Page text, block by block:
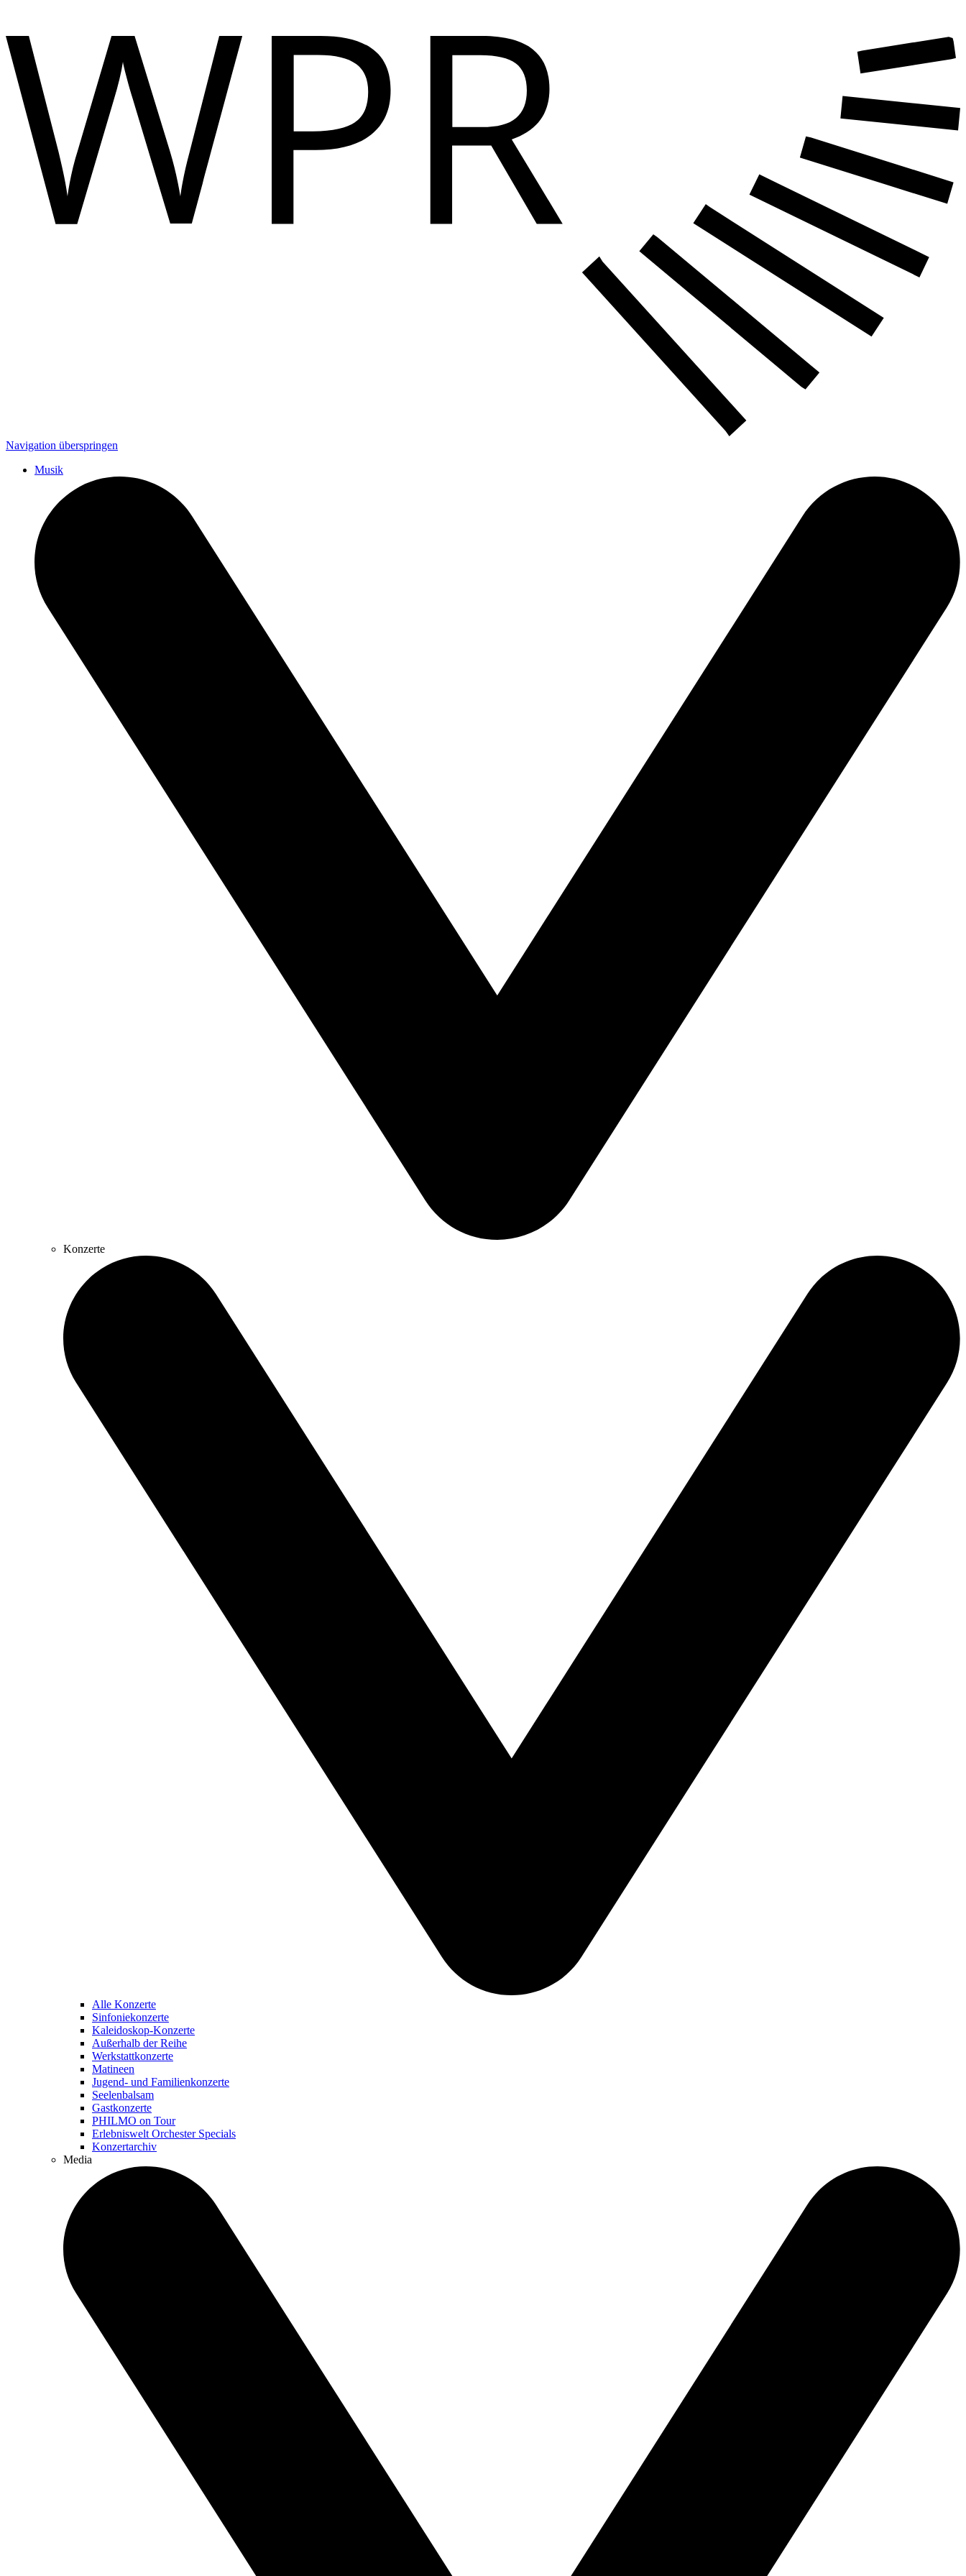
Navigation überspringen
Musik
Konzerte
Alle Konzerte
Sinfoniekonzerte
Kaleidoskop-Konzerte
Außerhalb der Reihe
Werkstattkonzerte
Matineen
Jugend- und Familienkonzerte
Seelenbalsam
Gastkonzerte
PHILMO on Tour
Erlebniswelt Orchester Specials
Konzertarchiv
Media